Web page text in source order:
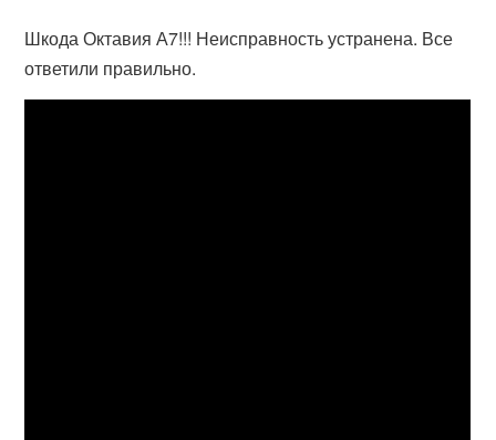
Шкода Октавия А7!!! Неисправность устранена. Все
ответили правильно.